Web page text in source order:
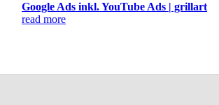
Google Ads inkl. YouTube Ads | grillart
read more